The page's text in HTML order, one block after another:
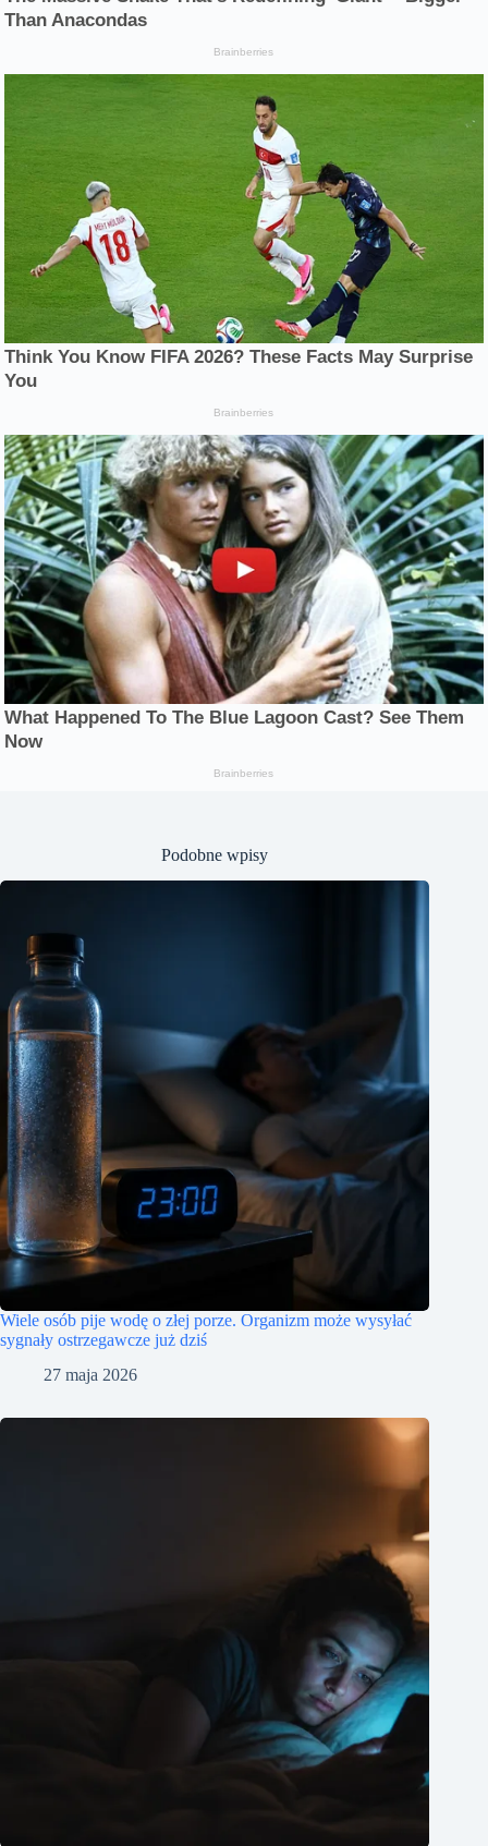
Podobne wpisy
Wiele osób pije wodę o złej porze. Organizm może wysyłać
sygnały ostrzegawcze już dziś
27 maja 2026